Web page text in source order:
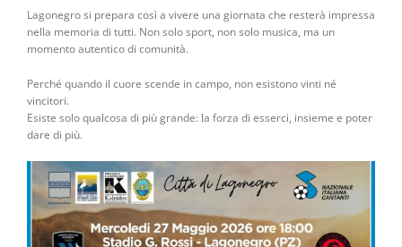
Lagonegro si prepara così a vivere una giornata che resterà impressa
nella memoria di tutti. Non solo sport, non solo musica, ma un
momento autentico di comunità.
Perché quando il cuore scende in campo, non esistono vinti né
vincitori.
Esiste solo qualcosa di più grande: la forza di esserci, insieme e poter
dare di più.